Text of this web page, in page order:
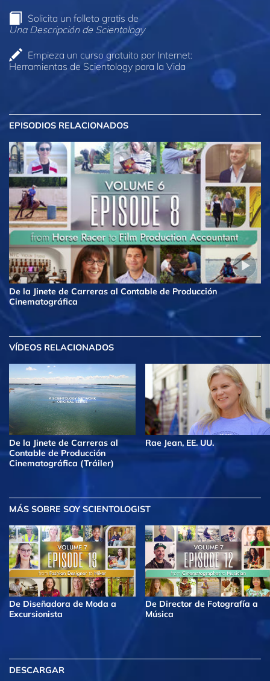
Solicita un folleto gratis de
Una Descripción de Scientology
Empieza un curso gratuito por Internet:
Herramientas de Scientology para la Vida
EPISODIOS RELACIONADOS
De la Jinete de Carreras al Contable de Producción
Cinematográfica
VÍDEOS RELACIONADOS
De la Jinete de Carreras al
Contable de Producción
Cinematográfica (Tráiler)
Rae Jean, EE. UU.
MÁS SOBRE SOY SCIENTOLOGIST
De Diseñadora de Moda a
Excursionista
De Director de Fotografía a
Música
DESCARGAR